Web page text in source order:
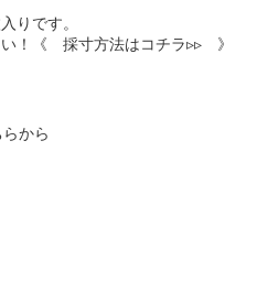
りです。
！
《 採寸方法はコチラ▹▹ 》